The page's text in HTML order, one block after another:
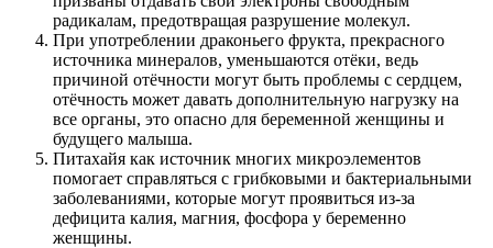
радикалам, предотвращая разрушение молекул.
При употреблении драконьего фрукта, прекрасного
источника минералов, уменьшаются отёки, ведь
причиной отёчности могут быть проблемы с сердцем,
отёчность может давать дополнительную нагрузку на
все органы, это опасно для беременной женщины и
будущего малыша.
Питахайя как источник многих микроэлементов
помогает справляться с грибковыми и бактериальными
заболеваниями, которые могут проявиться из-за
дефицита калия, магния, фосфора у беременно
женщины.